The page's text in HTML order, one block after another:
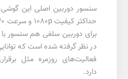
سنسور دوربین اصلی این گوشی،
در نظر گرفته شده است که
فعالیت‌های روزمره مثل
دارد.